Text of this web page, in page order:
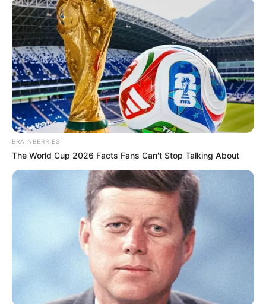
BRAINBERRIES
The World Cup 2026 Facts Fans Can't Stop Talking About